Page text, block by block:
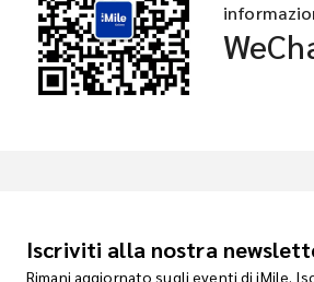
Iscriviti alla nostra
Rimani aggiornato sugli eventi di iMile.